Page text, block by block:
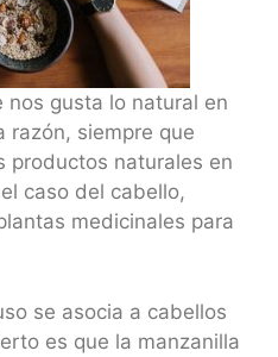
nos gusta lo natural en
razón, siempre que
productos naturales en
caso del cabello,
medicinales para
se asocia a cabellos
es que la manzanilla